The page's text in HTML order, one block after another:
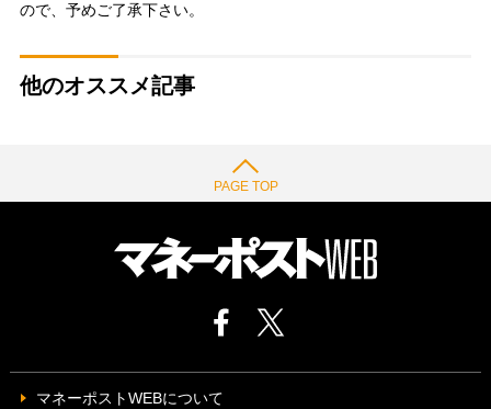
ので、予めご了承下さい。
他のオススメ記事
PAGE TOP
マネーポストWEBについて